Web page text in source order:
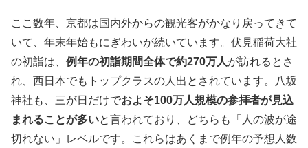
ここ数年、京都は国内外からの観光客がかなり戻ってきて
いて、年末年始もにぎわいが続いています。伏見稲荷大社
の初詣は、 例年の初詣期間全体で約270万人が訪れるとさ
れ、西日本でもトップクラスの人出とされています。八坂
神社も、三が日だけでおよそ100万人規模の参拝者が見込
まれることが多いと言われており、どちらも「人の波が途
切れない」レベルです。これらはあくまで例年の予想人数